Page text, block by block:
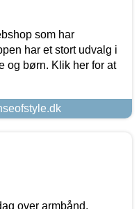
som har
har et stort udvalg i
og børn. Klik her for at
over armbånd,